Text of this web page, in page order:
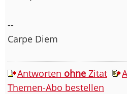
--
Carpe Diem
Antworten ohne Zitat
Themen-Abo bestellen